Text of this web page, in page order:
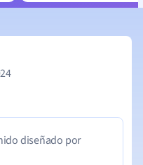
diseñado por